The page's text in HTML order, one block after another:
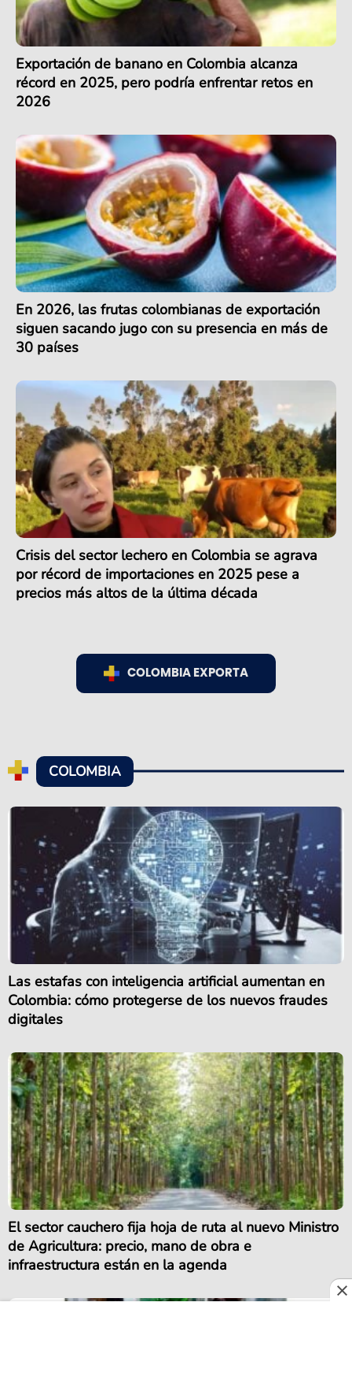
Exportación de banano en Colombia alcanza
récord en 2025, pero podría enfrentar retos en
2026
En 2026, las frutas colombianas de exportación
siguen sacando jugo con su presencia en más de
30 países
Crisis del sector lechero en Colombia se agrava
por récord de importaciones en 2025 pese a
precios más altos de la última década
COLOMBIA EXPORTA
COLOMBIA
Las estafas con inteligencia artificial aumentan en
Colombia: cómo protegerse de los nuevos fraudes
digitales
El sector cauchero fija hoja de ruta al nuevo Ministro
de Agricultura: precio, mano de obra e
infraestructura están en la agenda